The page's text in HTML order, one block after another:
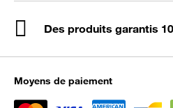
Des produits garantis
Moyens de paiement